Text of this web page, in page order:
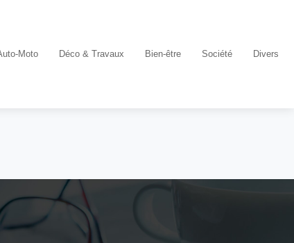
Moto Déco & Travaux Bien-être Société Divers